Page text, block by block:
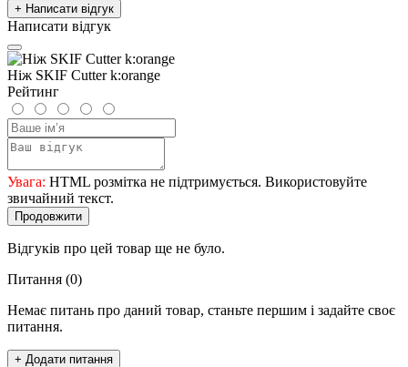
+ Написати відгук
Написати відгук
Ніж SKIF Cutter k:orange
Рейтинг
Увага: HTML розмітка не підтримується. Використовуйте
звичайний текст.
Продовжити
Відгуків про цей товар ще не було.
Питання (0)
Немає питань про даний товар, станьте першим і задайте своє
питання.
+ Додати питання